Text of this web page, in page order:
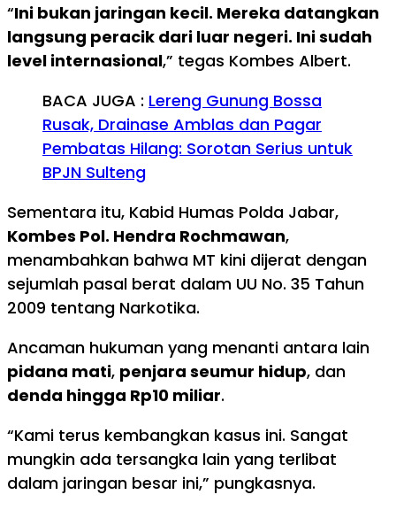
“Ini bukan jaringan kecil. Mereka datangkan
langsung peracik dari luar negeri. Ini sudah
level internasional,” tegas Kombes Albert.
BACA JUGA : Lereng Gunung Bossa
Rusak, Drainase Amblas dan Pagar
Pembatas Hilang: Sorotan Serius untuk
BPJN Sulteng
Sementara itu, Kabid Humas Polda Jabar,
Kombes Pol. Hendra Rochmawan,
menambahkan bahwa MT kini dijerat dengan
sejumlah pasal berat dalam UU No. 35 Tahun
2009 tentang Narkotika.
Ancaman hukuman yang menanti antara lain
pidana mati, penjara seumur hidup, dan
denda hingga Rp10 miliar.
“Kami terus kembangkan kasus ini. Sangat
mungkin ada tersangka lain yang terlibat
dalam jaringan besar ini,” pungkasnya.